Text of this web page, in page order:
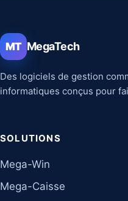
MT MegaTech
Des logiciels de gestion
informatiques conçus pour
SOLUTIONS
Mega-Win
Mega-Caisse